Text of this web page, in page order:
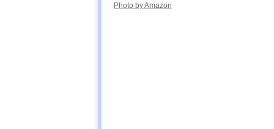
Photo by Amazon